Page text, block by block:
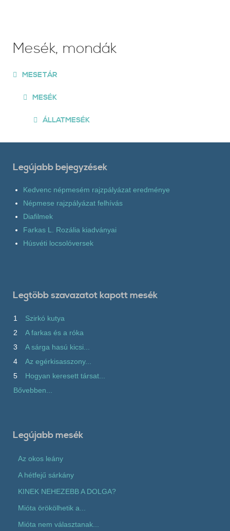
Mesék, mondák
MESETÁR
MESÉK
ÁLLATMESÉK
Legújabb bejegyzések
Kedvenc népmesém rajzpályázat eredménye
Népmese rajzpályázat felhívás
Diafilmek
Farkas L. Rozália kiadványai
Húsvéti locsolóversek
Legtöbb szavazatot kapott mesék
1
Szirkó kutya
2
A farkas és a róka
3
A sárga hasú kicsi...
4
Az egérkisasszony...
5
Hogyan keresett társat...
Bővebben...
Legújabb mesék
Az okos leány
A hétfejű sárkány
KINEK NEHEZEBB A DOLGA?
Mióta örökölhetik a...
Mióta nem választanak...